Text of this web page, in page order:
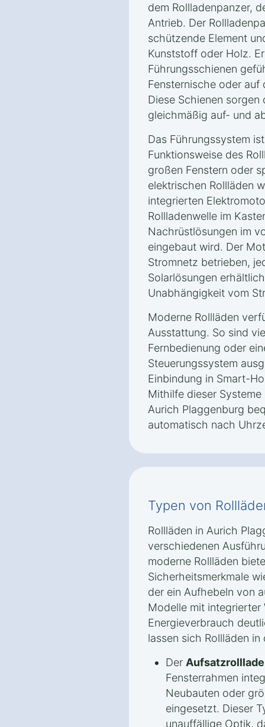
dem Rollladenpanzer,
Antrieb. Der
schützende Element
Kunststoff oder Holz.
Führungsschienen
Fensternische oder
Diese Schienen sorgen
gleichmäßig auf- und
Das Führungssystem
Funktionsweise des
großen Fenstern oder
elektrischen Rollläden
integrierten
Rollladenwelle im
Nachrüstlösungen im
eingebaut wird. Der
Stromnetz betrieben,
Solarlösungen
Unabhängigkeit vom
Moderne Rollläden
Ausstattung. So sind
Fernbedienung oder
Steuerungssystem
Einbindung in Smart-
Mithilfe dieser
Aurich Plaggenburg
automatisch nach
Typen von
Rollläden in Aurich
verschiedenen
moderne Rollläden
Sicherheitsmerkmale
der ein Aufhebeln von
Modelle mit integrierter
Energieverbrauch
lassen sich Rollläden
Der
Fensterrahmen
Neubauten oder
eingesetzt. Dieser
unauffällige Optik,